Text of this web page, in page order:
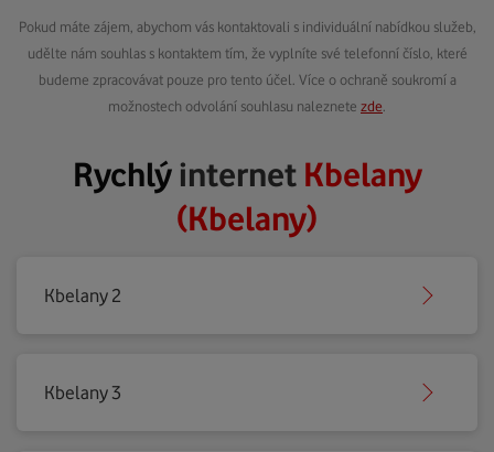
Pokud máte zájem, abychom vás kontaktovali s individuální nabídkou služeb,
udělte nám souhlas s kontaktem tím, že vyplníte své telefonní číslo, které
budeme zpracovávat pouze pro tento účel. Více o ochraně soukromí a
možnostech odvolání souhlasu naleznete zde
Rychlýinternet Kbelany
(Kbelany)
Kbelany 2
Kbelany 3